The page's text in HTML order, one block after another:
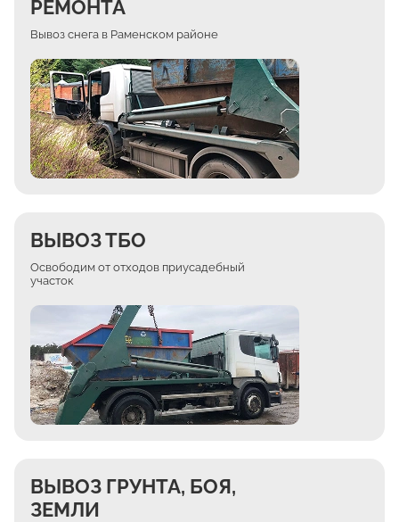
РЕМОНТА
Вывоз снега в Раменском районе
ВЫВОЗ ТБО
Освободим от отходов приусадебный
участок
ВЫВОЗ ГРУНТА, БОЯ,
ЗЕМЛИ